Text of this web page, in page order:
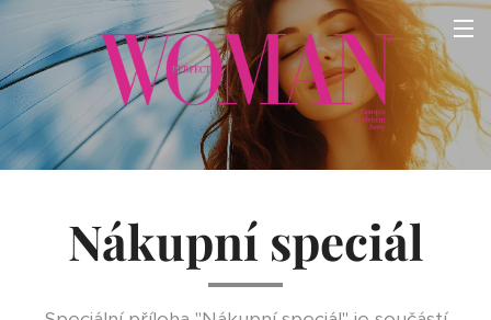
Nákupní speciál